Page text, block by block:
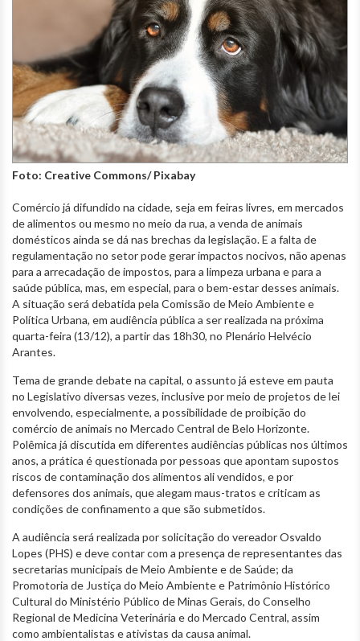
Foto: Creative Commons/ Pixabay
Comércio já difundido na cidade, seja em feiras livres, em mercados
de alimentos ou mesmo no meio da rua, a venda de animais
domésticos ainda se dá nas brechas da legislação. E a falta de
regulamentação no setor pode gerar impactos nocivos, não apenas
para a arrecadação de impostos, para a limpeza urbana e para a
saúde pública, mas, em especial, para o bem-estar desses animais.
A situação será debatida pela Comissão de Meio Ambiente e
Política Urbana, em audiência pública a ser realizada na próxima
quarta-feira (13/12), a partir das 18h30, no Plenário Helvécio
Arantes.
Tema de grande debate na capital, o assunto já esteve em pauta
no Legislativo diversas vezes, inclusive por meio de projetos de lei
envolvendo, especialmente, a possibilidade de proibição do
comércio de animais no Mercado Central de Belo Horizonte.
Polêmica já discutida em diferentes audiências públicas nos últimos
anos, a prática é questionada por pessoas que apontam supostos
riscos de contaminação dos alimentos ali vendidos, e por
defensores dos animais, que alegam maus-tratos e criticam as
condições de confinamento a que são submetidos.
A audiência será realizada por solicitação do vereador Osvaldo
Lopes (PHS) e deve contar com a presença de representantes das
secretarias municipais de Meio Ambiente e de Saúde; da
Promotoria de Justiça do Meio Ambiente e Patrimônio Histórico
Cultural do Ministério Público de Minas Gerais, do Conselho
Regional de Medicina Veterinária e do Mercado Central, assim
como ambientalistas e ativistas da causa animal.